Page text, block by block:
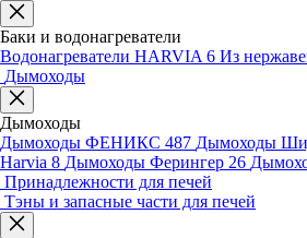
Баки и водонагреватели
Водонагреватели HARVIA 6 Из
Дымоходы
Дымоходы
Дымоходы ФЕНИКС 487 Дымоходы
Harvia 8 Дымоходы Ферингер 26
Принадлежности для печей
Тэны и запасные части для печей